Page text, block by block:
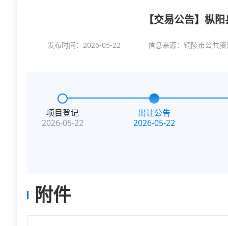
【交易公告】枞
发布时间：2026-05-22 信息来源： 铜陵市公共
项目登记
2026-05-22
出让公告
2026-05-22
附件